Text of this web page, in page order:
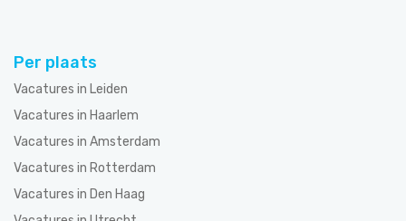
Per plaats
Vacatures in Leiden
Vacatures in Haarlem
Vacatures in Amsterdam
Vacatures in Rotterdam
Vacatures in Den Haag